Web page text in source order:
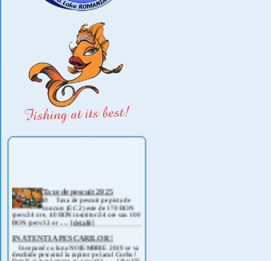
Taxe de pescuit 2025
Ø Taxa de pescuit pe pista de
concurs (EC 2) este de 170 RON
/pers/24 ore, 40 RON insotitor/24 ore sau 100
RON /pers/12 or .....[detalii]
IN ATENTIA PESCARILOR !
Incepand cu luna NOIEMBRIE 2019 se va
deschide pescuitul la rapitor pe lacul Corbu !
Detalii si regulament, in curand ! .....[detalii]